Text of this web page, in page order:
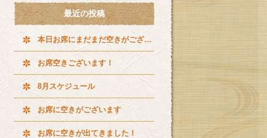
最近の投稿
本日お席にまだまだ空きがございます^ ^
お席空きございます！
8月スケジュール
お席に空きがございます
お席に空きが出てきました！